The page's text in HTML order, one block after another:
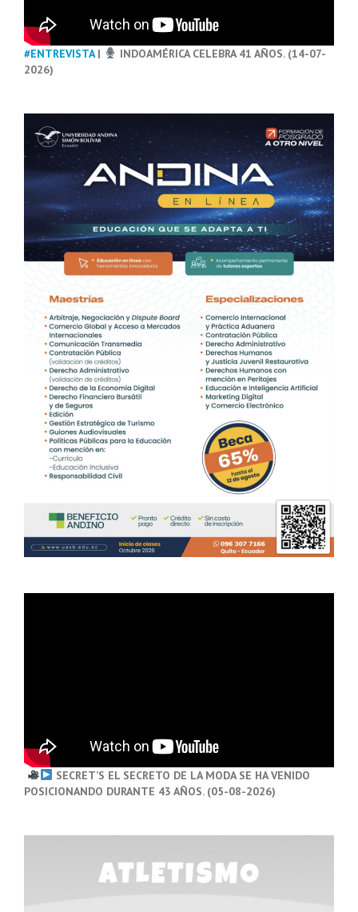
#ENTREVISTA|
INDOAMÉRICA CELEBRA 41 AÑOS. (14-07-
2026)
SECRET’S EL SECRETO DE LA MODA SE HA VENIDO
POSICIONANDO DURANTE 43 AÑOS. (05-08-2026)